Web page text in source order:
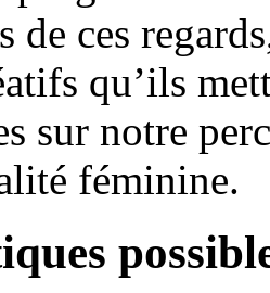
de ces
qu’ils
sur notre
féminine.